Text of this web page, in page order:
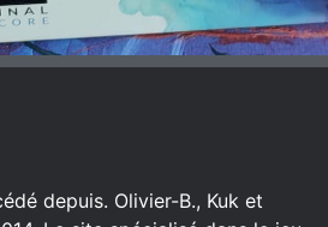
depuis. Olivier-B., Kuk et